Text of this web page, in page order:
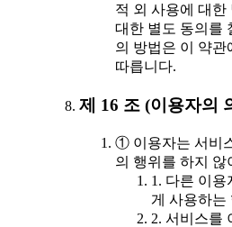
적 외 사용에 대한
대한 별도 동의를
의 방법은 이 약관
따릅니다.
제 16 조 (이용자의
① 이용자는 서비
의 행위를 하지 않
1. 다른 이
게 사용하는
2. 서비스를